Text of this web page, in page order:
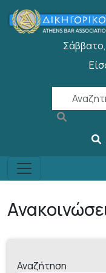
Παράκαμψη προς το
Αναζήτηση